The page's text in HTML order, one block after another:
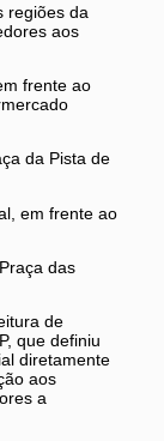
regiões da
aos
frente ao
da Pista de
em frente ao
das
de
que definiu
diretamente
aos
a